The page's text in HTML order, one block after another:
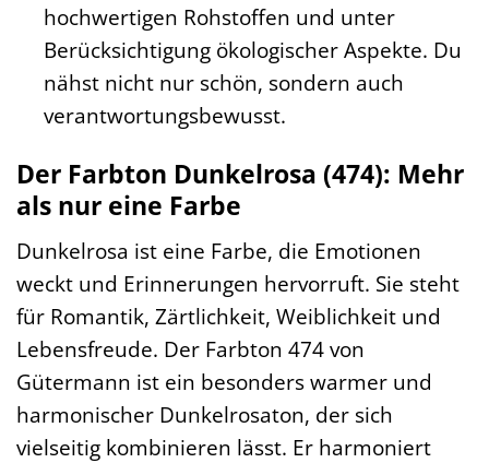
hochwertigen Rohstoffen und unter
Berücksichtigung ökologischer Aspekte. Du
nähst nicht nur schön, sondern auch
verantwortungsbewusst.
Der Farbton Dunkelrosa (474): Mehr
als nur eine Farbe
Dunkelrosa ist eine Farbe, die Emotionen
weckt und Erinnerungen hervorruft. Sie steht
für Romantik, Zärtlichkeit, Weiblichkeit und
Lebensfreude. Der Farbton 474 von
Gütermann ist ein besonders warmer und
harmonischer Dunkelrosaton, der sich
vielseitig kombinieren lässt. Er harmoniert